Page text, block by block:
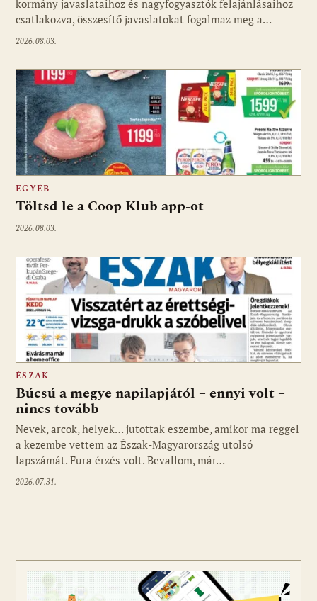
kormány javaslataihoz és nagyfogyasztók felajánlásaihoz
csatlakozva, összesítő javaslatokat fogalmaz meg a…
2026.08.03.
EGYÉB
Töltsd le a Coop Klub app-ot
2026.08.03.
ÉSZAK
Búcsú a megye napilapjától – ennyi volt –
nincs tovább
Nevek, arcok, helyek… jutottak eszembe, amikor ma reggel
a kezembe vettem az Észak-Magyarország utolsó
lapszámát. Fura érzés volt. Bevallom, már…
2026.07.31.